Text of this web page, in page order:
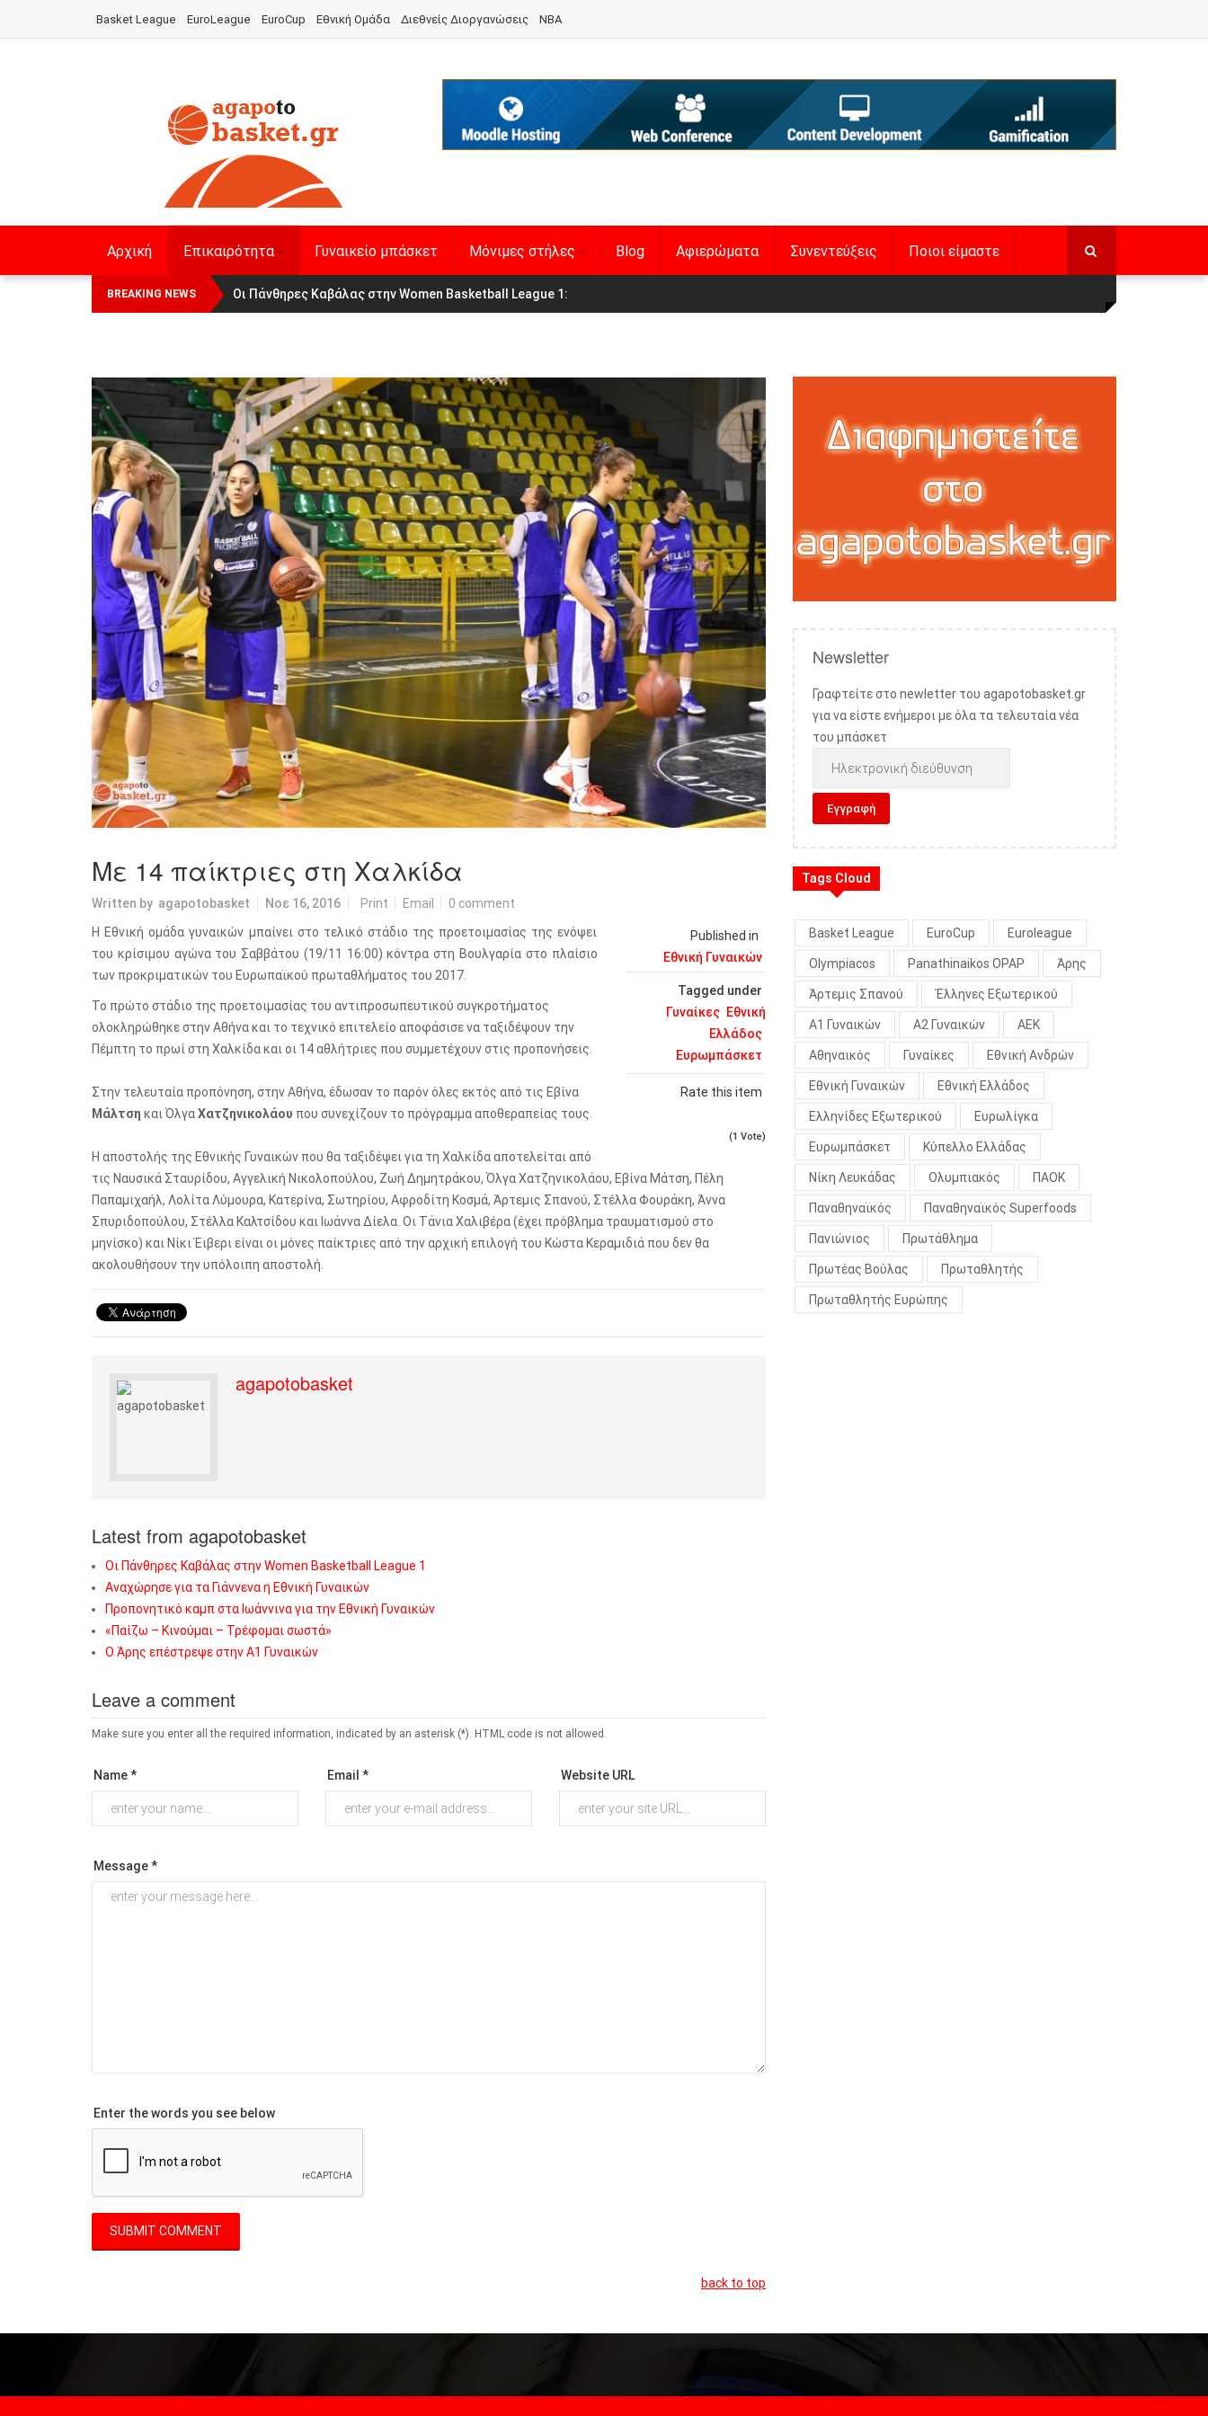
Basket League EuroLeague EuroCup Εθνική Ομάδα Διεθνείς Διοργανώσεις NBA
Αρχική Επικαιρότητα Γυναικείο μπάσκετ Μόνιμες στήλες Blog Αφιερώματα Συνεντεύξεις Ποιοι είμαστε
BREAKING NEWS Οι Πάνθηρες Καβάλας στην Women Basketball League 1
Αναχώρησε για τα Γιάννενα η Εθνική Γυναικών
Με 14 παίκτριες στη Χαλκίδα
Written by agapotobasket Νοε 16, 2016 Print Email 0 comment
Published in
Εθνική Γυναικών
Tagged under
Γυναίκες Εθνική
Ελλάδος
Ευρωμπάσκετ
Rate this item
(1 Vote)
Η Εθνική ομάδα γυναικών μπαίνει στο τελικό στάδιο της προετοιμασίας της ενόψει
του κρίσιμου αγώνα του Σαββάτου (19/11 16:00) κόντρα στη Βουλγαρία στο πλαίσιο
των προκριματικών του Ευρωπαϊκού πρωταθλήματος του 2017.
Το πρώτο στάδιο της προετοιμασίας του αντιπροσωπευτικού συγκροτήματος
ολοκληρώθηκε στην Αθήνα και το τεχνικό επιτελείο αποφάσισε να ταξιδέψουν την
Πέμπτη το πρωί στη Χαλκίδα και οι 14 αθλήτριες που συμμετέχουν στις προπονήσεις.
Στην τελευταία προπόνηση, στην Αθήνα, έδωσαν το παρόν όλες εκτός από τις Εβίνα
Μάλτση και ΌλγαΧατζηνικολάου που συνεχίζουν το πρόγραμμα αποθεραπείας τους.
Η αποστολής της Εθνικής Γυναικών που θα ταξιδέψει για τη Χαλκίδα αποτελείται από
τις Ναυσικά Σταυρίδου, Αγγελική Νικολοπούλου, Ζωή Δημητράκου, Όλγα Χατζηνικολάου, Εβίνα Μάτση, Πέλη
Παπαμιχαήλ, Λολίτα Λύμουρα, Κατερίνα, Σωτηρίου, Αφροδίτη Κοσμά, Άρτεμις Σπανού, Στέλλα Φουράκη, Άννα
Σπυριδοπούλου, Στέλλα Καλτσίδου και Ιωάννα Δίελα. Οι Τάνια Χαλιβέρα (έχει πρόβλημα τραυματισμού στο
μηνίσκο) και Νίκι Έιβερι είναι οι μόνες παίκτριες από την αρχική επιλογή του Κώστα Κεραμιδιά που δεν θα
ακολουθήσουν την υπόλοιπη αποστολή.
agapotobasket
Latest from agapotobasket
Οι Πάνθηρες Καβάλας στην Women Basketball League 1
Αναχώρησε για τα Γιάννενα η Εθνική Γυναικών
Προπονητικό καμπ στα Ιωάννινα για την Εθνική Γυναικών
«Παίζω – Κινούμαι – Τρέφομαι σωστά»
Ο Άρης επέστρεψε στην Α1 Γυναικών
Leave a comment
Make sure you enter all the required information, indicated by an asterisk (*). HTML code is not allowed.
Name * Email * Website URL
Message *
Enter the words you see below
back to top
Newsletter
Γραφτείτε στο newletter του agapotobasket.gr
για να είστε ενήμεροι με όλα τα τελευταία νέα
του μπάσκετ
Tags Cloud
Basket League EuroCup Euroleague
Olympiacos Panathinaikos OPAP Άρης
Άρτεμις Σπανού Έλληνες Εξωτερικού
Α1 Γυναικών Α2 Γυναικών ΑΕΚ
Αθηναικός Γυναίκες Εθνική Ανδρών
Εθνική Γυναικών Εθνική Ελλάδος
Ελληνίδες Εξωτερικού Ευρωλίγκα
Ευρωμπάσκετ Κύπελλο Ελλάδας
Νίκη Λευκάδας Ολυμπιακός ΠΑΟΚ
Παναθηναϊκός Παναθηναϊκός Superfoods
Πανιώνιος Πρωτάθλημα
Πρωτέας Βούλας Πρωταθλητής
Πρωταθλητής Ευρώπης